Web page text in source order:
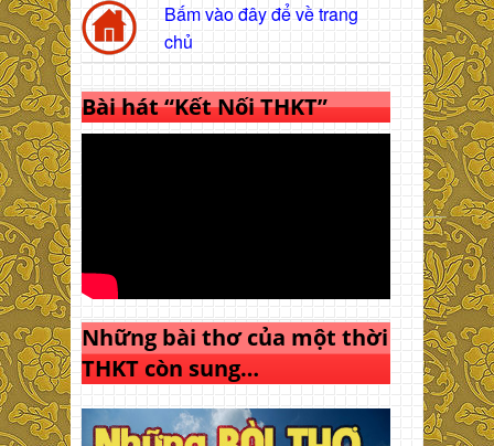
Bấm vào đây để về trang
chủ
Bài hát “Kết Nối THKT”
Những bài thơ của một thời
THKT còn sung…